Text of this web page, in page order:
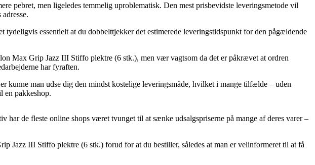
pebret, men ligeledes temmelig uproblematisk. Den mest prisbevidste leveringsmetode vil
essentielt at du dobbelttjekker det estimerede leveringstidspunkt for den pågældende
Max Grip Jazz III Stiffo plektre (6 stk.), men vær vagtsom da det er påkrævet at ordren
har fyraften.
man udse dig den mindst kostelige leveringsmåde, hvilket i mange tilfælde – uden
en pakkeshop.
de fleste online shops været tvunget til at sænke udsalgspriserne på mange af deres varer –
Jazz III Stiffo plektre (6 stk.) forud for at du bestiller, således at man er velinformeret til at få